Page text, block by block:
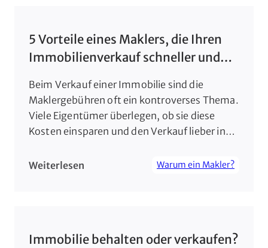
5 Vorteile eines Maklers, die Ihren
Immobilienverkauf schneller und
Beim Verkauf einer Immobilie sind die
Maklergebühren oft ein kontroverses Thema.
Viele Eigentümer überlegen, ob sie diese
Kosten einsparen und den Verkauf lieber in
den ersten Blick als Ersparnis erscheint, kann
Weiterlesen Warum ein Makler?
Immobilie behalten oder verkaufen?